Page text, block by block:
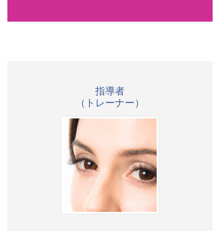
指導者
（トレーナー）